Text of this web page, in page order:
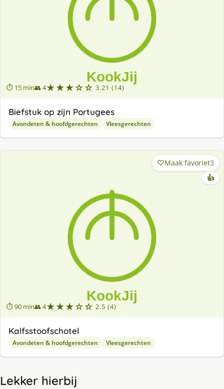
⏱ 15 min👥 4★★★☆☆ 3.21 (14)
Biefstuk op zijn Portugees
Avondeten & hoofdgerechten Vleesgerechten
⏱ 90 min👥 4★★★☆☆ 2.5 (4)
Maak favoriet3
👍
Kalfsstoofschotel
Avondeten & hoofdgerechten Vleesgerechten
Lekker hierbij